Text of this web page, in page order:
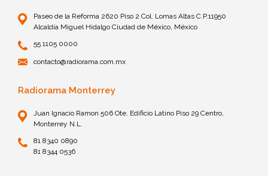
Paseo de la Reforma 2620 Piso 2 Col. Lomas Altas C.P.11950
Alcaldía Miguel Hidalgo Ciudad de México, México
55 1105 0000
contacto@radiorama.com.mx
Radiorama Monterrey
Juan Ignacio Ramon 506 Ote. Edificio Latino Piso 29 Centro,
Monterrey N.L.
81 8340 0890
81 8344 0536